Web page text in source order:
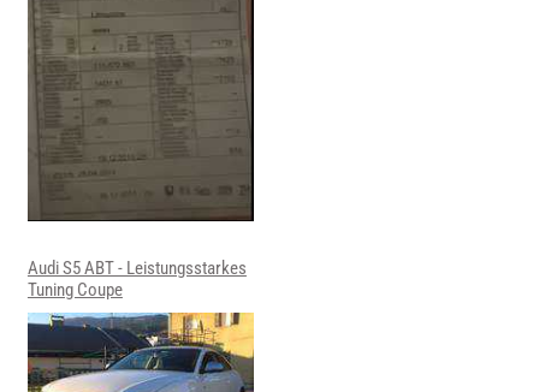
Audi S5 ABT - Leistungsstarkes
Tuning Coupe